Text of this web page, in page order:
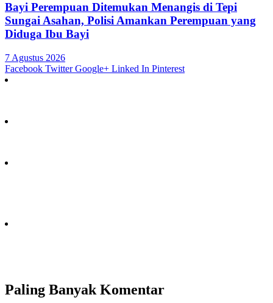
Bayi Perempuan Ditemukan Menangis di Tepi
Sungai Asahan, Polisi Amankan Perempuan yang
Diduga Ibu Bayi
7 Agustus 2026
Facebook Twitter Google+ Linked In Pinterest
Paling Banyak Komentar